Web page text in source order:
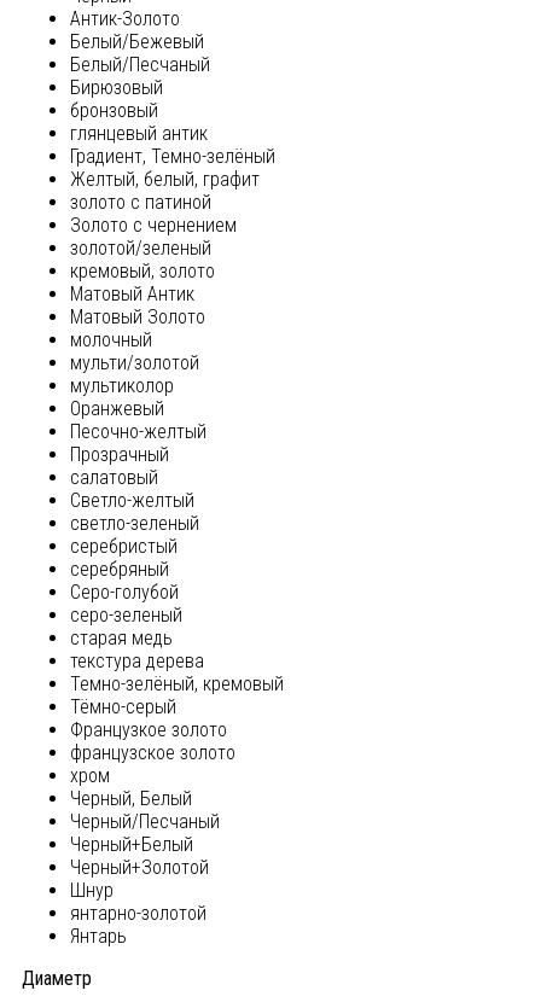
Антик-Золото
Белый/Бежевый
Белый/Песчаный
Бирюзовый
бронзовый
глянцевый антик
Градиент, Темно-зелёный
Желтый, белый, графит
золото с патиной
Золото с чернением
золотой/зеленый
кремовый, золото
Матовый Антик
Матовый Золото
молочный
мульти/золотой
мультиколор
Оранжевый
Песочно-желтый
Прозрачный
салатовый
Светло-желтый
светло-зеленый
серебристый
серебряный
Серо-голубой
серо-зеленый
старая медь
текстура дерева
Темно-зелёный, кремовый
Тёмно-серый
Французкое золото
французское золото
хром
Черный, Белый
Черный/Песчаный
Черный+Белый
Черный+Золотой
Шнур
янтарно-золотой
Янтарь
Диаметр